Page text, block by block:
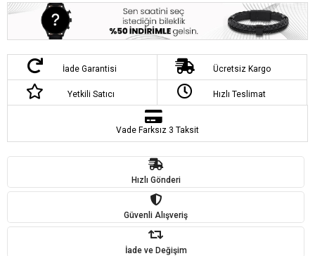
İade Garantisi Ücretsiz Kargo
Yetkili Satıcı Hızlı Teslimat
Vade Farksız 3 Taksit
Hızlı Gönderi
Güvenli Alışveriş
İade ve Değişim